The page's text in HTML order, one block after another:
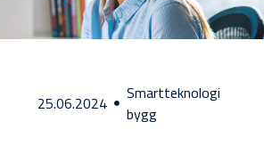
25.06.2024
Smartteknologi
bygg